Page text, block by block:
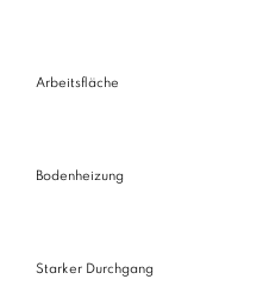
Arbeitsfläche
Bodenheizung
Starker Durchgang